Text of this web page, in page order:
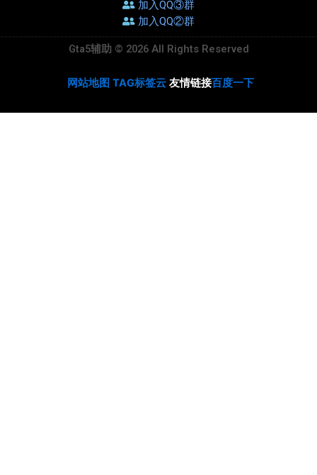
加入QQ③群
加入QQ②群
Gta5辅助 © 2026 All Rights Reserved
网站地图 TAG标签云 友情链接百度一下